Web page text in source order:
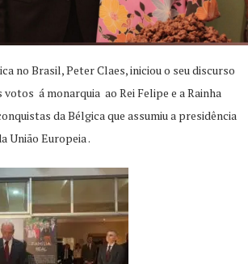
no Brasil, Peter Claes, iniciou o seu discurso
á monarquia ao Rei Felipe e a Rainha
da Bélgica que assumiu a presidência
União Europeia .